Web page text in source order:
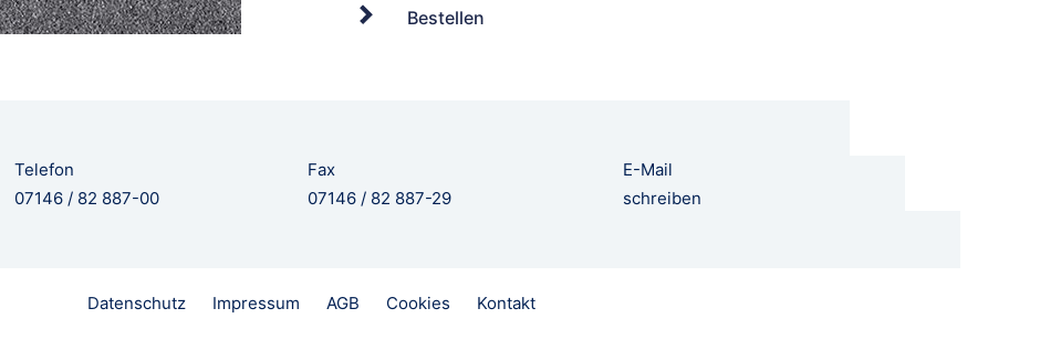
Bestellen
Telefon
07146 / 82 887-00
Fax
07146 / 82 887-29
E-Mail
schreiben
Datenschutz Impressum AGB Cookies Kontakt